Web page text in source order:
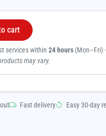
cart
services within 24 hours (Mon–Fri)
may vary.
Fast delivery Easy 30-day